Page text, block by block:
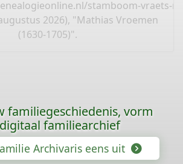
stamboom-vraets-
2026), "Mathias Vroemen
(1630-1705)".
familiegeschiedenis, vorm
familiearchief
Archivaris eens uit